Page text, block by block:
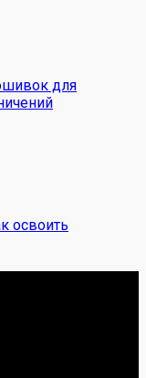
для
освоить